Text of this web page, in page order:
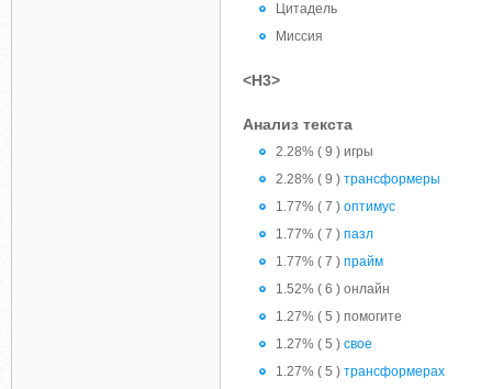
Цитадель
Миссия
<H3>
Анализ текста
2.28% ( 9 ) игры
2.28% ( 9 ) трансформеры
1.77% ( 7 ) оптимус
1.77% ( 7 ) пазл
1.77% ( 7 ) прайм
1.52% ( 6 ) онлайн
1.27% ( 5 ) помогите
1.27% ( 5 ) свое
1.27% ( 5 ) трансформерах